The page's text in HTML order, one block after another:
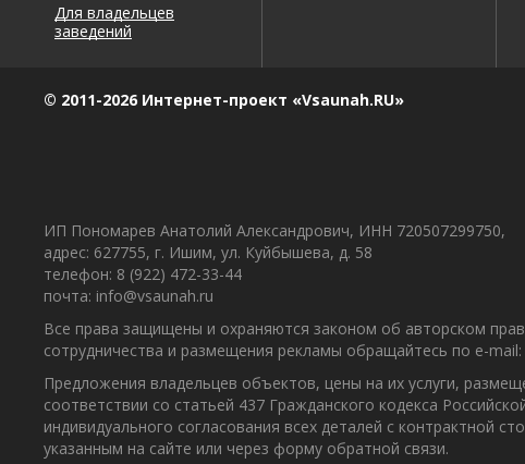
Для владельцев
заведений
© 2011-2026 Интернет-проект «Vsaunah.RU»
ИП Пономарев Анатолий Александрович, ИНН 720507299750,
адрес: 627755, г. Ишим, ул. Куйбышева, д. 58
телефон: 8 (922) 472-33-44
почта: info@vsaunah.ru
Все права защищены и охраняются законом об авторском
сотрудничества и размещения рекламы обращайтесь по e-mail:
Предложения владельцев объектов, цены на их услуги,
соответствии со статьей 437 Гражданского кодекса
индивидуального согласования всех деталей с контрактной
указанным на сайте или через форму обратной связи.